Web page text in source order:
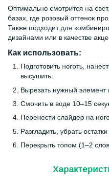
Оптимально смотрится на
базах, где розовый оттенок
Также подходит для
дизайнами или в качестве
Как использовать:
Подготовить ноготь,
высушить.
Вырезать нужный элемент
Смочить в воде 10–15
Перенести слайдер на
Разгладить, убрать
Перекрыть топом (1–2